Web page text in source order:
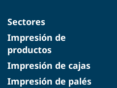
Sectores
Impresión de
productos
Impresión de cajas
Impresión de palés